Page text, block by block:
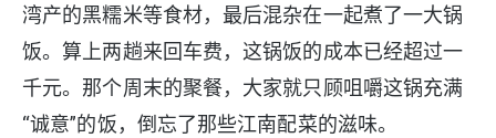
湾产的黑糯米等食材，最后混杂在一起煮了一大锅
饭。算上两趟来回车费，这锅饭的成本已经超过一
千元。那个周末的聚餐，大家就只顾咀嚼这锅充满
“诚意”的饭，倒忘了那些江南配菜的滋味。